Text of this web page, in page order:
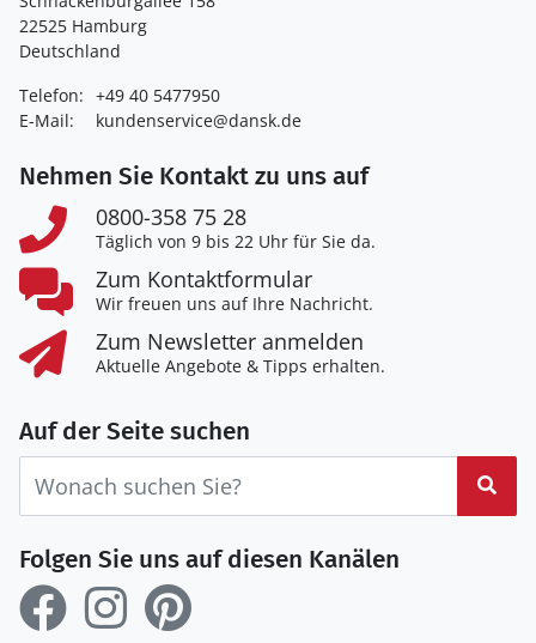
22525 Hamburg
Deutschland
Telefon: +49 40 5477950
E-Mail:
kundenservice@dansk.de
Nehmen Sie Kontakt zu uns auf
0800-358 75 28
Täglich von 9 bis 22 Uhr für Sie da.
Zum Kontaktformular
Wir freuen uns auf Ihre Nachricht.
Zum Newsletter anmelden
Aktuelle Angebote & Tipps erhalten.
Auf der Seite suchen
Folgen Sie uns auf diesen Kanälen